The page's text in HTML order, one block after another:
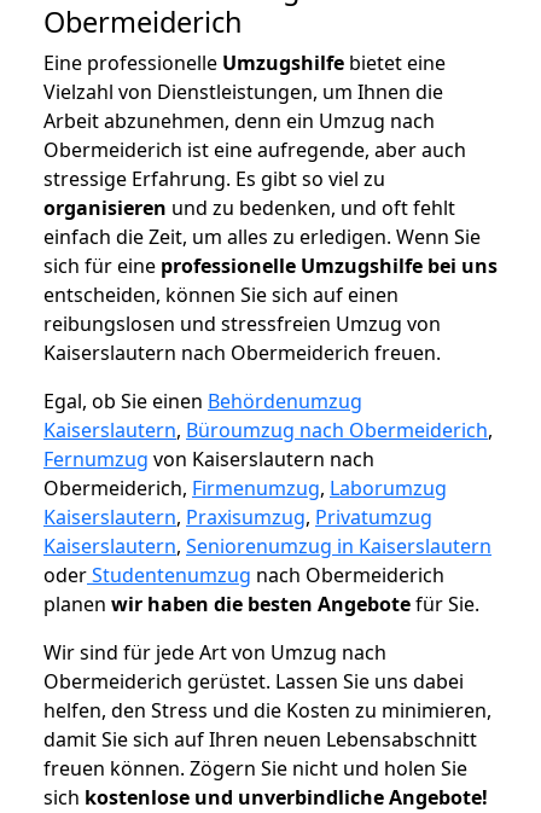
Obermeiderich
Eine professionelle Umzugshilfe bietet eine
Vielzahl von Dienstleistungen, um Ihnen die
Arbeit abzunehmen, denn ein Umzug nach
Obermeiderich ist eine aufregende, aber auch
stressige Erfahrung. Es gibt so viel zu
organisieren und zu bedenken, und oft fehlt
einfach die Zeit, um alles zu erledigen. Wenn Sie
sich für eine professionelle Umzugshilfe bei uns
entscheiden, können Sie sich auf einen
reibungslosen und stressfreien Umzug von
Kaiserslautern nach Obermeiderich freuen.
Egal, ob Sie einen Behördenumzug
Kaiserslautern, Büroumzug nach Obermeiderich,
Fernumzug von Kaiserslautern nach
Obermeiderich, Firmenumzug, Laborumzug
Kaiserslautern, Praxisumzug, Privatumzug
Kaiserslautern, Seniorenumzug in Kaiserslautern
oderStudentenumzug nach Obermeiderich
planen wir haben die besten Angebotefür Sie.
Wir sind für jede Art von Umzug nach
Obermeiderich gerüstet. Lassen Sie uns dabei
helfen, den Stress und die Kosten zu minimieren,
damit Sie sich auf Ihren neuen Lebensabschnitt
freuen können. Zögern Sie nicht und holen Sie
sich kostenlose und unverbindliche Angebote!